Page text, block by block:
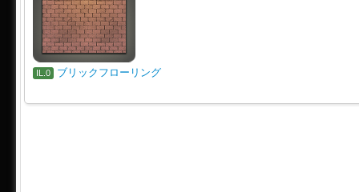
IL.0 ブリックフローリング